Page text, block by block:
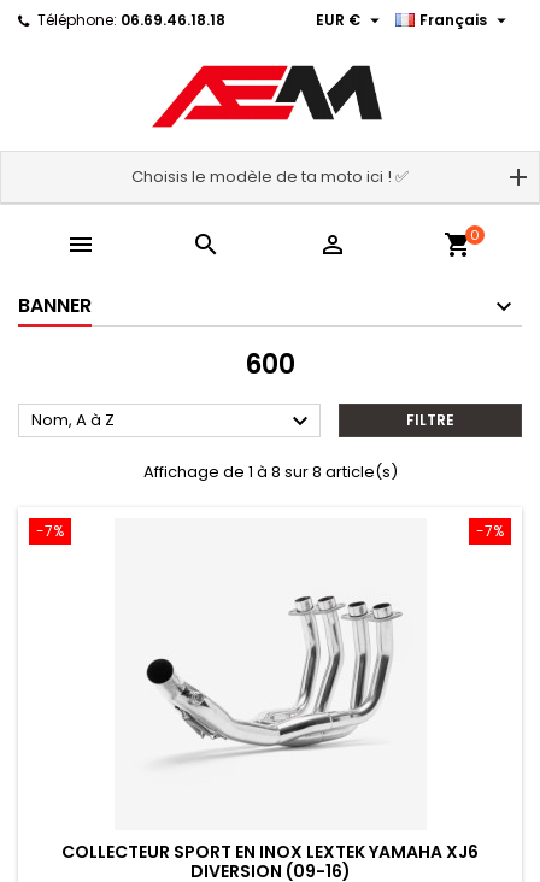
Téléphone: 06.69.46.18.18 Français 
EUR € 
Choisis le modèle de ta moto ici ! ✅
   shopping_cart0
BANNER
600
Nom, A à Z  FILTRE
Affichage de 1 à 8 sur 8 article(s)
-7%
-7%
COLLECTEUR SPORT EN INOX LEXTEK YAMAHA XJ6
DIVERSION (09-16)